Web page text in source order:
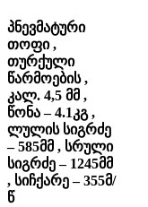
პნევმატური
თოფი ,
თურქული
წარმოების ,
კალ. 4,5 მმ ,
წონა – 4.1კგ ,
ლულის სიგრძე
– 585მმ , სრული
სიგრძე – 1245მმ
, სიჩქარე – 355მ/
წ